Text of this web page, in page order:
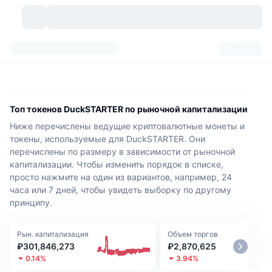
Категории
Исторические "снимки"
Разблокировки токенов
Физические активы:
Обзор рынка
Спотовый рынок
Количество криптовалют
Казначейства BNB
Сигналы New
Тренды
Новый
Мем-обозреватель
Биржи
Централизованные биржи
Spot
Децентрализованные биржи
Сообщество
Лента
Прямые эфиры
API
Крипто-API
Продукты
Топ токенов DuckSTARTER по рыночной капитализации
Ниже перечислены ведущие криптовалютные монеты и
токены, используемые для DuckSTARTER. Они
перечислены по размеру в зависимости от рыночной
капитализации. Чтобы изменить порядок в списке,
просто нажмите на один из вариантов, например, 24
часа или 7 дней, чтобы увидеть выборку по другому
принципу.
Рын. капитализация
₽301,846,273
0.14%
Объем торгов
₽2,870,625
3.94%